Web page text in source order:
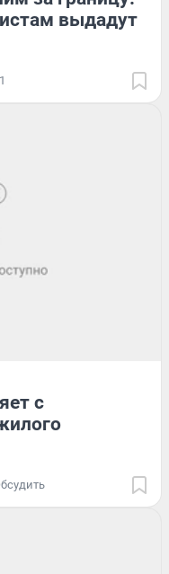
выдадут
с